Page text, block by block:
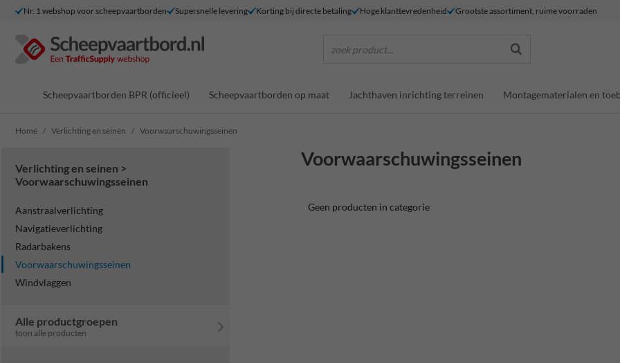
Nr. 1 webshop voor scheepvaartborden Supersnelle levering Korting bij directe betaling Hoge klanttevredenheid Grootste assortiment, ruime voorraden
zoek product...
Scheepvaartborden BPR (officieel) Scheepvaartborden op maat Jachthaven inrichting terreinen Montagematerialen en
Home Verlichting en seinen Voorwaarschuwingsseinen
Verlichting en seinen >
Voorwaarschuwingsseinen
Aanstraalverlichting
Navigatieverlichting
Radarbakens
Voorwaarschuwingsseinen
Windvlaggen
Alle productgroepen
toon alle producten
Voorwaarschuwingsseinen
Geen producten in categorie